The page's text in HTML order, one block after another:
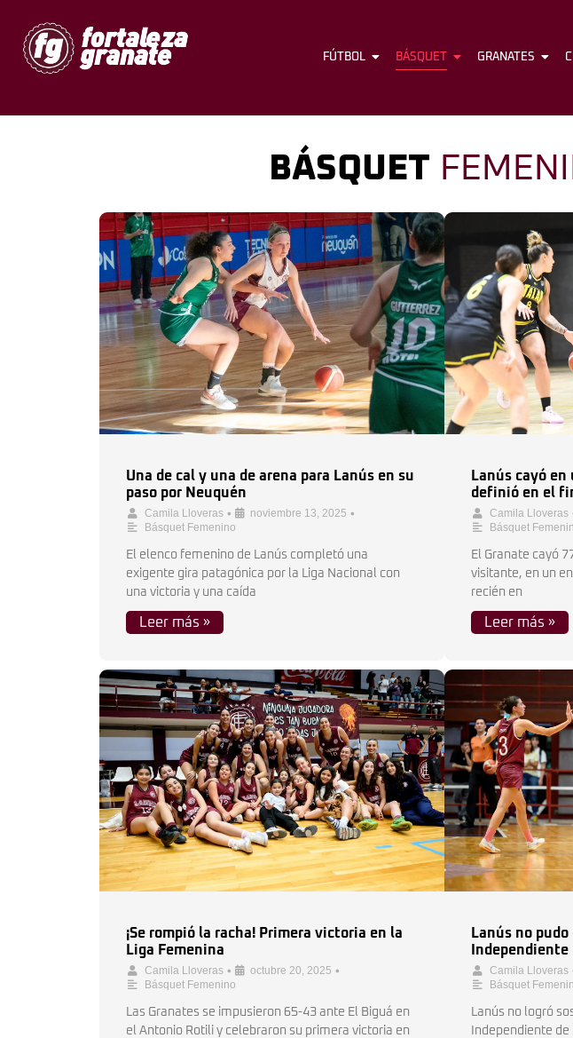
FÚTBOL BÁSQUET
FÚTBOL BÁSQUET GRANATES
BÁSQUET
Una de cal y una de arena para Lanús en su
paso por Neuquén
Camila Lloveras • noviembre 13, 2025 •
Básquet Femenino
El elenco femenino de Lanús completó una
exigente gira patagónica por la Liga Nacional con
una victoria y una caída
Leer más »
Lanús cayó en
definió en el
Camila Lloveras
Básquet
El Granate cayó
visitante, en un
recién en
Leer más »
¡Se rompió la racha! Primera victoria en la
Liga Femenina
Camila Lloveras • octubre 20, 2025 •
Básquet Femenino
Las Granates se impusieron 65-43 ante El Biguá en
el Antonio Rotili y celebraron su primera victoria en
Lanús no
Independiente
Camila Lloveras
Básquet
Lanús no logró
Independiente